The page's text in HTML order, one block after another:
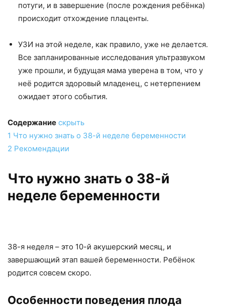
потуги, и в завершение (после рождения ребёнка)
происходит отхождение плаценты.
УЗИ на этой неделе, как правило, уже не делается.
Все запланированные исследования ультразвуком
уже прошли, и будущая мама уверена в том, что у
неё родится здоровый младенец, с нетерпением
ожидает этого события.
Содержание скрыть
1 Что нужно знать о 38-й неделе беременности
2 Рекомендации
Что нужно знать о 38-й
неделе беременности
38-я неделя – это 10-й акушерский месяц, и
завершающий этап вашей беременности. Ребёнок
родится совсем скоро.
Особенности поведения плода